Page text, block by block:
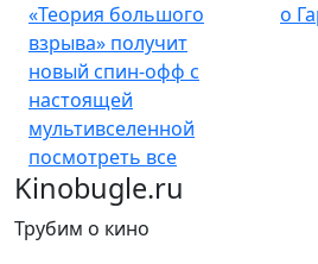
«Теория большого
взрыва» получит
новый спин-офф с
настоящей
мультивселенной
о
посмотреть все
Kinobugle.ru
Трубим о кино